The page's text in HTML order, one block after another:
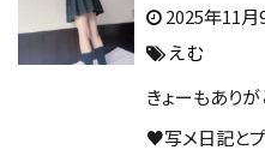
2025年11月
えむ
きょーもあり
♥写メ日記とプ